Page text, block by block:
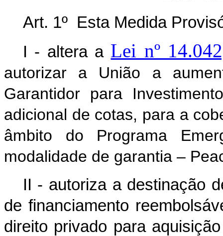
Art. 1º Esta Medida
I - altera a Lei nº
autorizar a União a
Garantidor para
adicional de cotas, para a
âmbito do Programa
modalidade de garantia –
II - autoriza a destinação
de financiamento
direito privado para